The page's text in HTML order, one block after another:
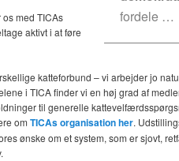
fordele …
med TICAs
aktivt i at føre
katteforbund – vi arbejder jo
i TICA finder vi en høj grad af
til generelle
om TICAs organisation her.
ønske om et system, som er sjovt,